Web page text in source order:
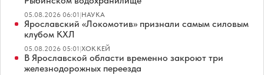
05.08.2026 06:01|НАУКА
Ярославский «Локомотив» признали самым силовым
клубом КХЛ
05.08.2026 05:01|ХОККЕЙ
В Ярославской области временно закроют три
железнодорожных переезда